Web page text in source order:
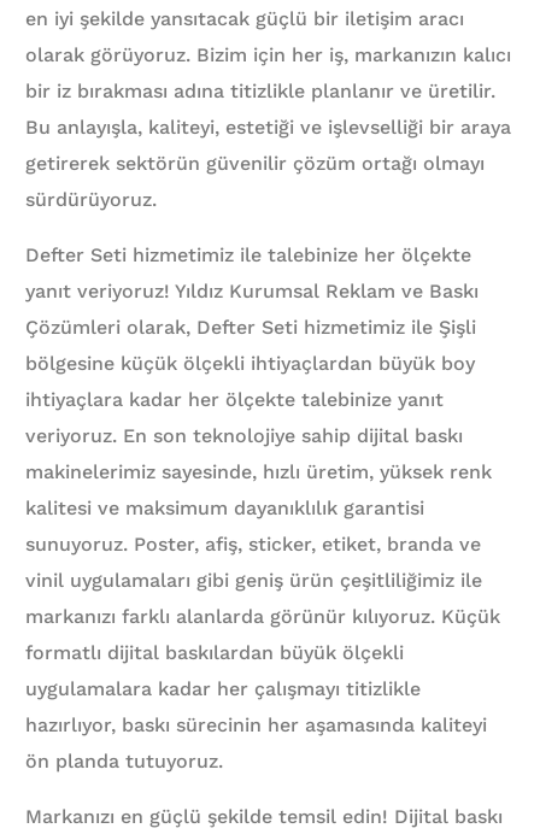
en iyi şekilde yansıtacak güçlü bir iletişim aracı
olarak görüyoruz. Bizim için her iş, markanızın kalıcı
bir iz bırakması adına titizlikle planlanır ve üretilir.
Bu anlayışla, kaliteyi, estetiği ve işlevselliği bir araya
getirerek sektörün güvenilir çözüm ortağı olmayı
sürdürüyoruz.
Defter Seti hizmetimiz ile talebinize her ölçekte
yanıt veriyoruz! Yıldız Kurumsal Reklam ve Baskı
Çözümleri olarak, Defter Seti hizmetimiz ile Şişli
bölgesine küçük ölçekli ihtiyaçlardan büyük boy
ihtiyaçlara kadar her ölçekte talebinize yanıt
veriyoruz. En son teknolojiye sahip dijital baskı
makinelerimiz sayesinde, hızlı üretim, yüksek renk
kalitesi ve maksimum dayanıklılık garantisi
sunuyoruz. Poster, afiş, sticker, etiket, branda ve
vinil uygulamaları gibi geniş ürün çeşitliliğimiz ile
markanızı farklı alanlarda görünür kılıyoruz. Küçük
formatlı dijital baskılardan büyük ölçekli
uygulamalara kadar her çalışmayı titizlikle
hazırlıyor, baskı sürecinin her aşamasında kaliteyi
ön planda tutuyoruz.
Markanızı en güçlü şekilde temsil edin! Dijital baskı